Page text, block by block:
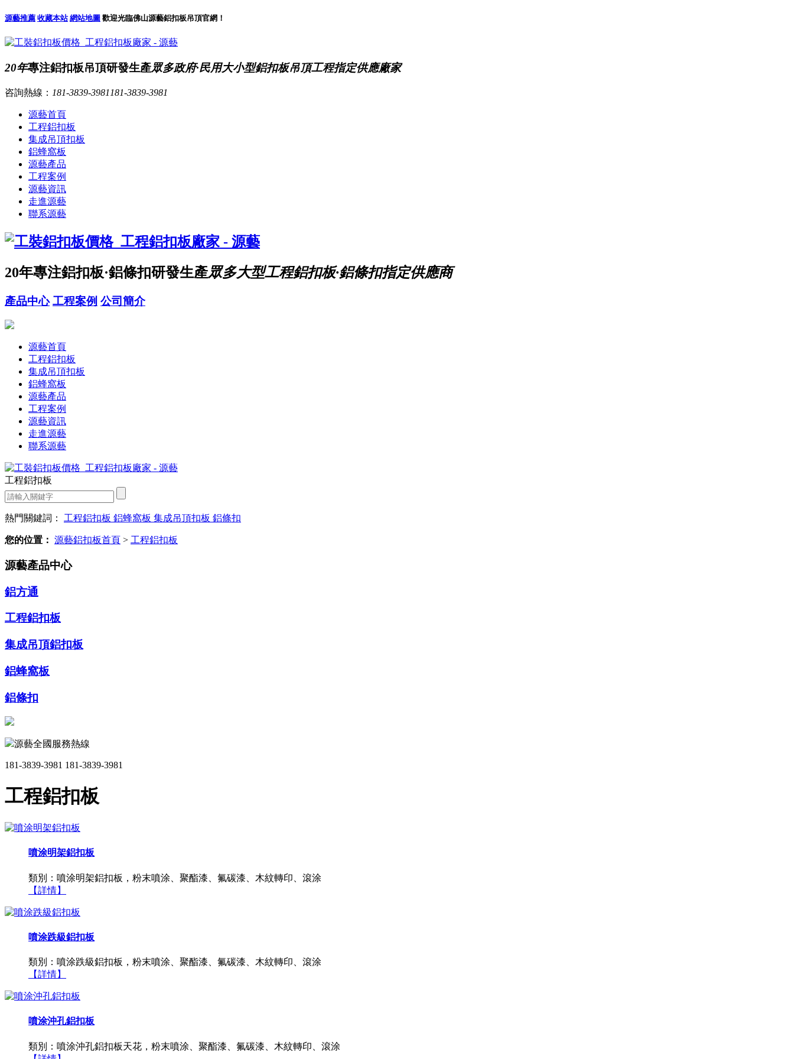
源藝推薦 收藏本站 網站地圖 歡迎光臨佛山源藝鋁扣板吊頂官網！
20年專注鋁扣板吊頂研發生產眾多政府·民用大小型鋁扣板吊頂工程指定供應廠家
咨詢熱線： 181-3839-3981 181-3839-3981
源藝首頁
工程鋁扣板
集成吊頂扣板
鋁蜂窩板
源藝產品
工程案例
源藝資訊
走進源藝
聯系源藝
20年專注鋁扣板·鋁條扣研發生產眾多大型工程鋁扣板·鋁條扣指定供應商
產品中心 工程案例 公司簡介
源藝首頁
工程鋁扣板
集成吊頂扣板
鋁蜂窩板
源藝產品
工程案例
源藝資訊
走進源藝
聯系源藝
工程鋁扣板
熱門關鍵詞： 工程鋁扣板 鋁蜂窩板 集成吊頂扣板 鋁條扣
您的位置： 源藝鋁扣板首頁 > 工程鋁扣板
源藝產品中心
鋁方通
工程鋁扣板
集成吊頂鋁扣板
鋁蜂窩板
鋁條扣
源藝全國服務熱線
181-3839-3981 181-3839-3981
工程鋁扣板
噴涂明架鋁扣板
類別：噴涂明架鋁扣板，粉末噴涂、聚酯漆、氟碳漆、木紋轉印、滾涂
【詳情】
噴涂跌級鋁扣板
類別：噴涂跌級鋁扣板，粉末噴涂、聚酯漆、氟碳漆、木紋轉印、滾涂
【詳情】
噴涂沖孔鋁扣板
類別：噴涂沖孔鋁扣板天花，粉末噴涂、聚酯漆、氟碳漆、木紋轉印、滾涂